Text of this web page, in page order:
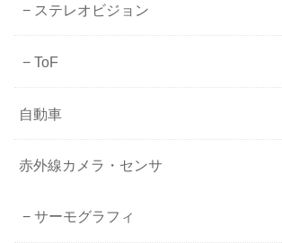
ステレオビジョン
ToF
自動車
赤外線カメラ・センサ
サーモグラフィ